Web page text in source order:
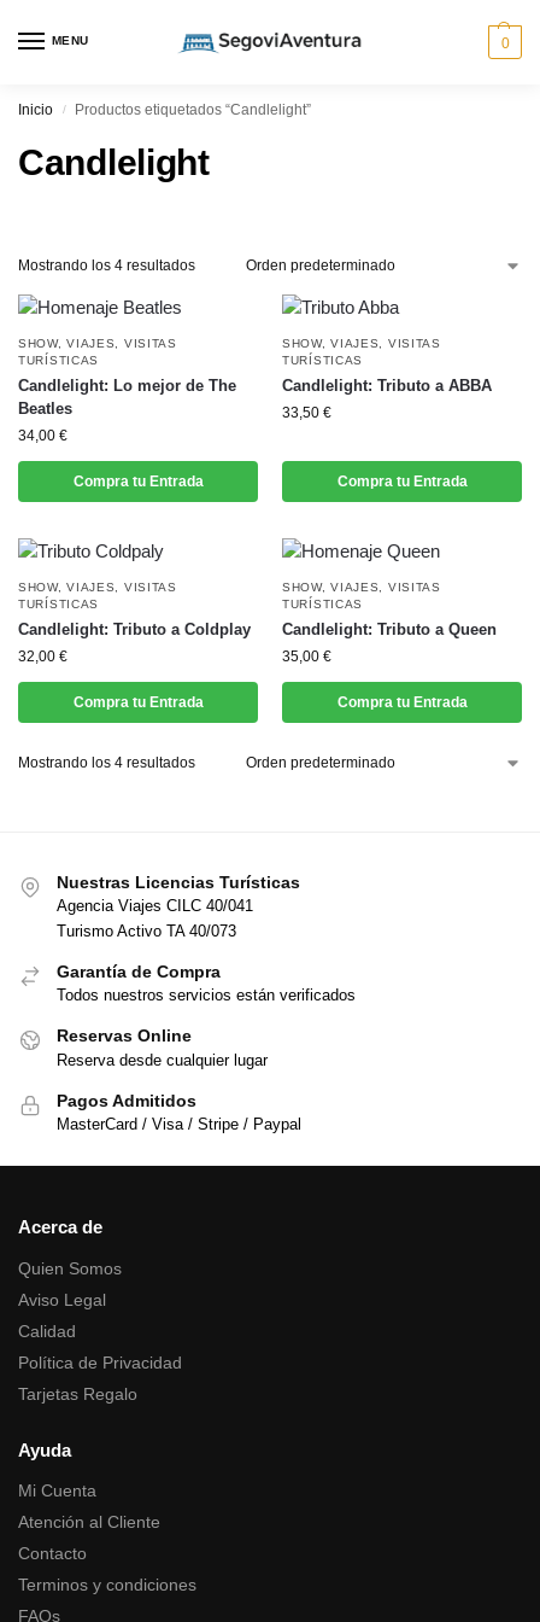
MENU 0
Inicio / Productos etiquetados “Candlelight”
Candlelight
Mostrando los 4 resultados
SHOW,VIAJES
VISITAS
TURÍSTICAS
Candlelight: Lo mejor de The
Beatles
34,00 €
Compra tu Entrada
SHOW,VIAJES
VISITAS
TURÍSTICAS
Candlelight: Tributo a ABBA
33,50 €
Compra tu Entrada
SHOW,VIAJES
VISITAS
TURÍSTICAS
Candlelight: Tributo a Coldplay
32,00 €
Compra tu Entrada
SHOW,VIAJES
VISITAS
TURÍSTICAS
Candlelight: Tributo a Queen
35,00 €
Compra tu Entrada
Mostrando los 4 resultados
Nuestras Licencias Turísticas
Agencia Viajes CILC 40/041
Turismo Activo TA 40/073
Garantía de Compra
Todos nuestros servicios están verificados
Reservas Online
Reserva desde cualquier lugar
Pagos Admitidos
MasterCard / Visa / Stripe / Paypal
Acerca de
Quien Somos
Aviso Legal
Calidad
Política de Privacidad
Tarjetas Regalo
Ayuda
Mi Cuenta
Atención al Cliente
Contacto
Terminos y condiciones
FAQs